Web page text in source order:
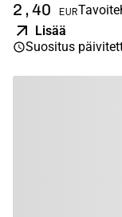
2,40 EUR
Lisää
Suositus